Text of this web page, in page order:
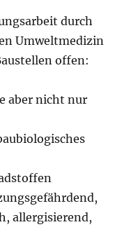
durch
Umweltmedizin
offen:
aber nicht nur
allergisierend,